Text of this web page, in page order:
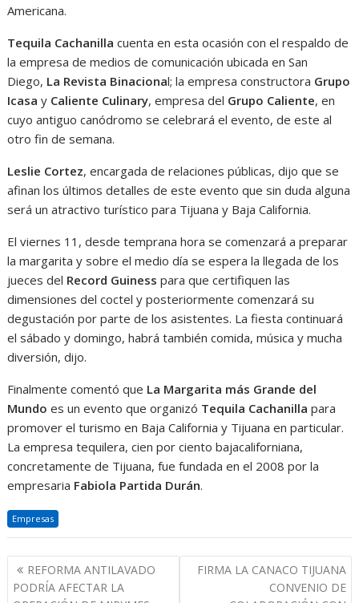
Americana.
Tequila Cachanillacuenta en esta ocasión con el respaldo de
la empresa de medios de comunicación ubicada en San
Diego, La Revista Binacional; la empresa constructora Grupo
Icasa y Caliente Culinary, empresa del Grupo Caliente, en
cuyo antiguo canódromo se celebrará el evento, de este al
otro fin de semana.
Leslie Cortez, encargada de relaciones públicas, dijo que se
afinan los últimos detalles de este evento que sin duda alguna
será un atractivo turístico para Tijuana y Baja California.
El viernes 11, desde temprana hora se comenzará a preparar
la margarita y sobre el medio día se espera la llegada de los
jueces del Record Guiness para que certifiquen las
dimensiones del coctel y posteriormente comenzará su
degustación por parte de los asistentes. La fiesta continuará
el sábado y domingo, habrá también comida, música y mucha
diversión, dijo.
Finalmente comentó que La Margarita más Grande del
Mundo es un evento que organizó Tequila Cachanilla para
promover el turismo en Baja California y Tijuana en particular.
La empresa tequilera, cien por ciento bajacaliforniana,
concretamente de Tijuana, fue fundada en el 2008 por la
empresaria Fabiola Partida Durán.
Empresas
Navegación
de
REFORMA ANTILAVADO
PODRÍA AFECTAR LA
FIRMA LA CANACO TIJUANA
CONVENIO DE